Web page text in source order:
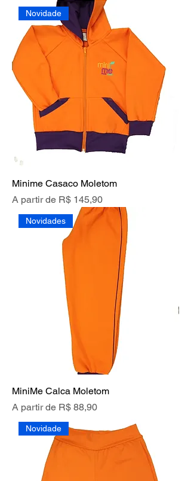
Novidade
Minime Casaco Moletom
A partir de R$ 145,90
Preço promocional
Novidades
MiniMe Calca Moletom
A partir de R$ 88,90
Preço promocional
Novidade